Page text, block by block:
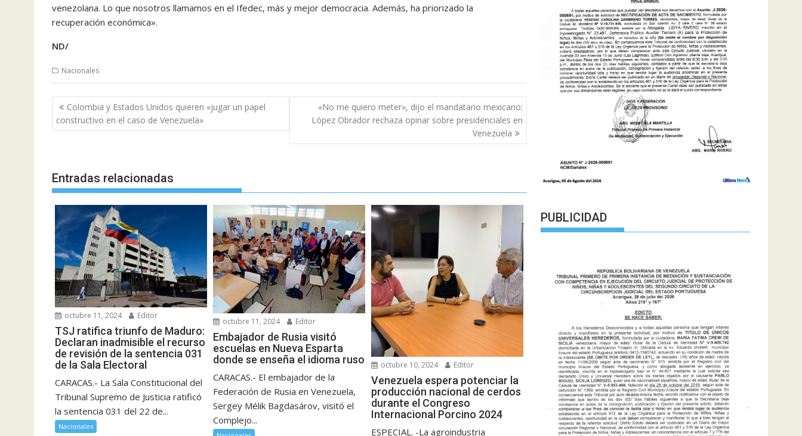
venezolana. Lo que nosotros llamamos en el Ifedec, más y mejor democracia. Además, ha priorizado la
recuperación económica».
ND/
Nacionales
Navegación
de
entradas
Colombia y Estados Unidos quieren «jugar un papel
constructivo en el caso de Venezuela»
«No me quiero meter», dijo el mandatario mexicano:
López Obrador rechaza opinar sobre presidenciales en
Venezuela
Entradas relacionadas
octubre 11, 2024 Editor
TSJ ratifica triunfo de Maduro:
Declaran inadmisible el recurso
de revisión de la sentencia 031
de la Sala Electoral
CARACAS.- La Sala Constitucional del
Tribunal Supremo de Justicia ratificó
la sentencia 031 del 22 de...
Nacionales
octubre 11, 2024 Editor
Embajador de Rusia visitó
escuelas en Nueva Esparta
donde se enseña el idioma ruso
CARACAS.- El embajador de la
Federación de Rusia en Venezuela,
Sergey Mélik Bagdasárov, visitó el
Complejo...
octubre 10, 2024 Editor
Venezuela espera potenciar la
producción nacional de cerdos
durante el Congreso
Internacional Porcino 2024
ESPECIAL. -La agroindustria
PUBLICIDAD